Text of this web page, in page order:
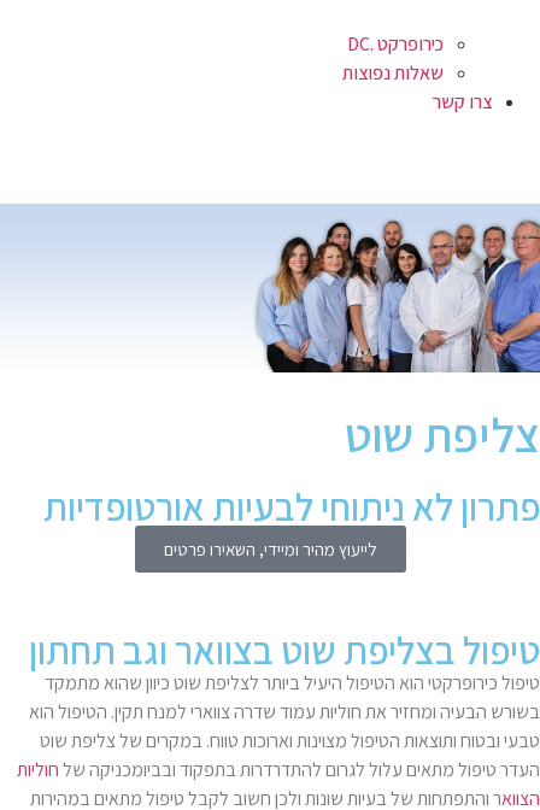
כירופרקט .DC
שאלות נפוצות
צרו קשר
צליפת שוט
פתרון לא ניתוחי לבעיות אורטופדיות
לייעוץ מהיר ומיידי, השאירו פרטים
טיפול בצליפת שוט בצוואר וגב תחתון
טיפול כירופרקטי הוא הטיפול היעיל ביותר לצליפת שוט כיוון שהוא מתמקד
בשורש הבעיה ומחזיר את חוליות עמוד שדרה צווארי למנח תקין. הטיפול הוא
טבעי ובטוח ותוצאות הטיפול מצוינות וארוכות טווח. במקרים של צליפת שוט
העדר טיפול מתאים עלול לגרום להתדרדרות בתפקוד ובביומכניקה שלחוליות
הצוואר והתפתחות של בעיות שונות ולכן חשוב לקבל טיפול מתאים במהירות